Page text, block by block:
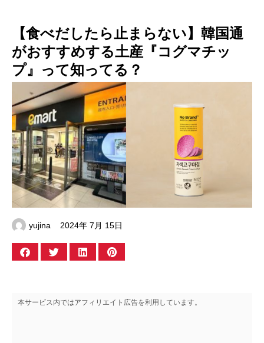
【食べだしたら止まらない】韓国通
がおすすめする土産『コグマチッ
プ』って知ってる？
yujina 2024年 7月 15日
本サービス内ではアフィリエイト広告を利用しています。